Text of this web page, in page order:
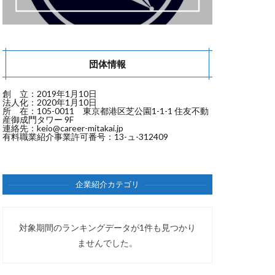
団体情報
創 立：2019年1月10日
法人化：2020年1月10日
所 在：105-0011 東京都港区芝公園1-1-1 住友不動
産御成門タワー 9F
連絡先： keio@career-mitakai.jp
有料職業紹介事業許可番号：13-ュ-312409
企業紹介カテゴリ
対象期間のランキングデータが1件も見つかり
ませんでした。